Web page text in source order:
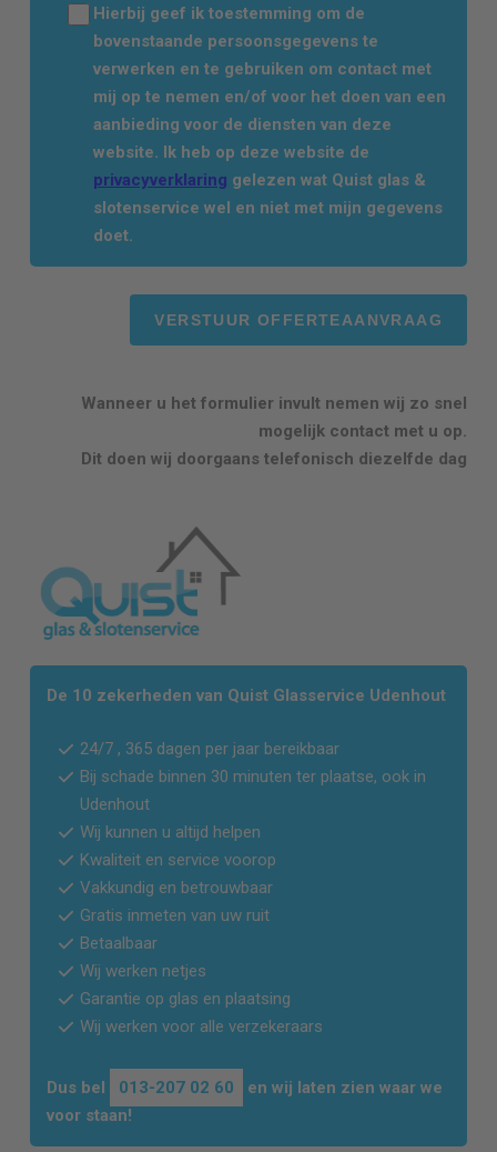
Hierbij geef ik toestemming om de
bovenstaande persoonsgegevens te
verwerken en te gebruiken om contact met
mij op te nemen en/of voor het doen van een
aanbieding voor de diensten van deze
website. Ik heb op deze website de
privacyverklaring gelezen wat Quist glas &
slotenservice wel en niet met mijn gegevens
doet.
Wanneer u het formulier invult nemen wij zo snel
mogelijk contact met u op.
Dit doen wij doorgaans telefonisch diezelfde dag
De 10 zekerheden van Quist Glasservice Udenhout
24/7 , 365 dagen per jaar bereikbaar
Bij schade binnen 30 minuten ter plaatse, ook in
Udenhout
Wij kunnen u altijd helpen
Kwaliteit en service voorop
Vakkundig en betrouwbaar
Gratis inmeten van uw ruit
Betaalbaar
Wij werken netjes
Garantie op glas en plaatsing
Wij werken voor alle verzekeraars
Dus bel 013-207 02 60
en wij laten zien waar we
voor staan!